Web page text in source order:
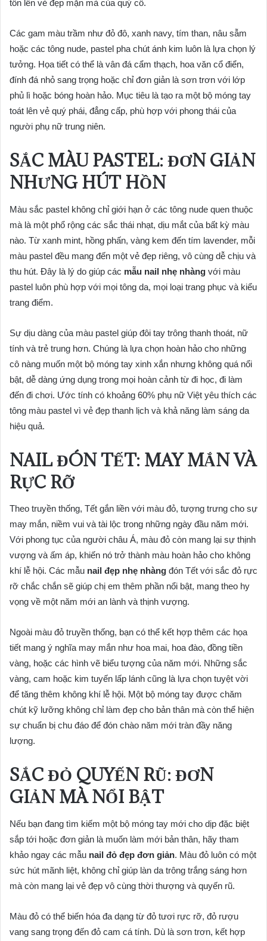
tôn lên vẻ đẹp mặn mà của quý cô.
Các gam màu trầm như đỏ đô, xanh navy, tím than, nâu sẫm
hoặc các tông nude, pastel pha chút ánh kim luôn là lựa chọn lý
tưởng. Họa tiết có thể là vân đá cẩm thạch, hoa văn cổ điển,
đính đá nhỏ sang trọng hoặc chỉ đơn giản là sơn trơn với lớp
phủ lì hoặc bóng hoàn hảo. Mục tiêu là tạo ra một bộ móng tay
toát lên vẻ quý phái, đẳng cấp, phù hợp với phong thái của
người phụ nữ trung niên.
SẮC MÀU PASTEL: ĐƠN GIẢN
NHƯNG HÚT HỒN
Màu sắc pastel không chỉ giới hạn ở các tông nude quen thuộc
mà là một phổ rộng các sắc thái nhạt, dịu mắt của bất kỳ màu
nào. Từ xanh mint, hồng phấn, vàng kem đến tím lavender, mỗi
màu pastel đều mang đến một vẻ đẹp riêng, vô cùng dễ chịu và
thu hút. Đây là lý do giúp các mẫu nail nhẹ nhàng với màu
pastel luôn phù hợp với mọi tông da, mọi loại trang phục và kiểu
trang điểm.
Sự dịu dàng của màu pastel giúp đôi tay trông thanh thoát, nữ
tính và trẻ trung hơn. Chúng là lựa chọn hoàn hảo cho những
cô nàng muốn một bộ móng tay xinh xắn nhưng không quá nổi
bật, dễ dàng ứng dụng trong mọi hoàn cảnh từ đi học, đi làm
đến đi chơi. Ước tính có khoảng 60% phụ nữ Việt yêu thích các
tông màu pastel vì vẻ đẹp thanh lịch và khả năng làm sáng da
hiệu quả.
NAIL ĐÓN TẾT: MAY MẮN VÀ
RỰC RỠ
Theo truyền thống, Tết gắn liền với màu đỏ, tượng trưng cho sự
may mắn, niềm vui và tài lộc trong những ngày đầu năm mới.
Với phong tục của người châu Á, màu đỏ còn mang lại sự thịnh
vượng và ấm áp, khiến nó trở thành màu hoàn hảo cho không
khí lễ hội. Các mẫu nail đẹp nhẹ nhàng đón Tết với sắc đỏ rực
rỡ chắc chắn sẽ giúp chị em thêm phần nổi bật, mang theo hy
vọng về một năm mới an lành và thịnh vượng.
Ngoài màu đỏ truyền thống, bạn có thể kết hợp thêm các họa
tiết mang ý nghĩa may mắn như hoa mai, hoa đào, đồng tiền
vàng, hoặc các hình vẽ biểu tượng của năm mới. Những sắc
vàng, cam hoặc kim tuyến lấp lánh cũng là lựa chọn tuyệt vời
để tăng thêm không khí lễ hội. Một bộ móng tay được chăm
chút kỹ lưỡng không chỉ làm đẹp cho bản thân mà còn thể hiện
sự chuẩn bị chu đáo để đón chào năm mới tràn đầy năng
lượng.
SẮC ĐỎ QUYẾN RŨ: ĐƠN
GIẢN MÀ NỔI BẬT
Nếu bạn đang tìm kiếm một bộ móng tay mới cho dịp đặc biệt
sắp tới hoặc đơn giản là muốn làm mới bản thân, hãy tham
khảo ngay các mẫu nail đỏ đẹp đơn giản. Màu đỏ luôn có một
sức hút mãnh liệt, không chỉ giúp làn da trông trắng sáng hơn
mà còn mang lại vẻ đẹp vô cùng thời thượng và quyến rũ.
Màu đỏ có thể biến hóa đa dạng từ đỏ tươi rực rỡ, đỏ rượu
vang sang trọng đến đỏ cam cá tính. Dù là sơn trơn, kết hợp